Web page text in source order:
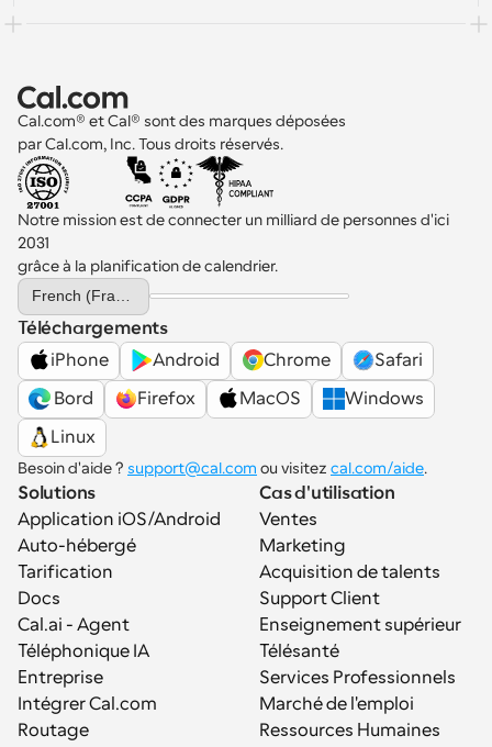
Cal.com® et Cal® sont des marques déposées
par Cal.com, Inc. Tous droits réservés.
Notre mission est de connecter un milliard de personnes d'ici
2031
grâce à la planification de calendrier.
Select Language
French (France)
Téléchargements
iPhone
Android Chrome
Safari
Bord
Firefox MacOS
Windows
Linux
Besoin d'aide ? support@cal.com ou visitez cal.com/aide.
Solutions
Application iOS/Android
Auto-hébergé
Tarification
Docs
Cal.ai - Agent
Téléphonique IA
Entreprise
Intégrer Cal.com
Routage
Cas d'utilisation
Ventes
Marketing
Acquisition de talents
Support Client
Enseignement supérieur
Télésanté
Services Professionnels
Marché de l'emploi
Ressources Humaines